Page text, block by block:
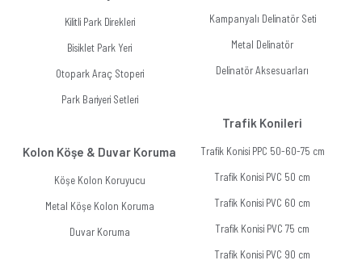
Kilitli Park Direkleri
Bisiklet Park Yeri
Otopark Araç Stoperi
Park Bariyeri Setleri
Kolon Köşe & Duvar Koruma
Köşe Kolon Koruyucu
Metal Köşe Kolon Koruma
Duvar Koruma
Kampanyalı Delinatör Seti
Metal Delinatör
Delinatör Aksesuarları
Trafik Konileri
Trafik Konisi PPC 50-60-75 cm
Trafik Konisi PVC 50 cm
Trafik Konisi PVC 60 cm
Trafik Konisi PVC 75 cm
Trafik Konisi PVC 90 cm